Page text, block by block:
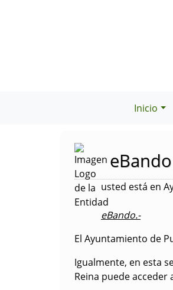
Inicio
eBando
usted está en
eBando.-
El Ayuntamiento de
Igualmente, en esta
Reina puede